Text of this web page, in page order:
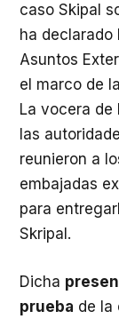
caso Skipal
ha declarado
Asuntos
el marco de
La vocera de
las
reunieron a
embajadas
para
Skripal.
Dicha
prueba de la